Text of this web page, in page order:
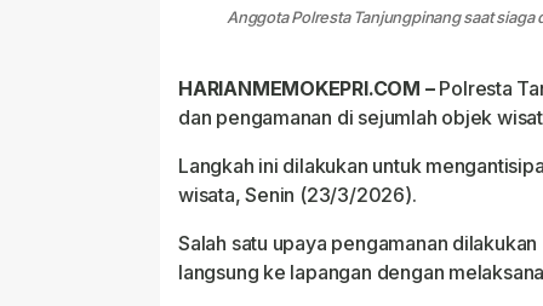
Anggota Polresta Tanjungpinang saat
HARIANMEMOKEPRI.COM –Polresta
dan pengamanan di sejumlah objek
Langkah ini dilakukan untuk
wisata, Senin (23/3/2026).
Salah satu upaya pengamanan
langsung ke lapangan dengan